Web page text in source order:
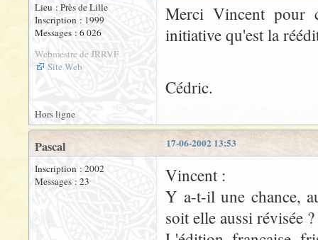
Lieu : Près de Lille
Inscription : 1999
Messages : 6 026
Webmestre de JRRVF
Site Web
Merci Vincent pour
initiative qu'est la
Cédric.
Hors ligne
17-06-2002 13:53
Pascal
Inscription : 2002
Messages : 23
Vincent :
Y a-t-il une chance,
soit elle aussi révisée ?